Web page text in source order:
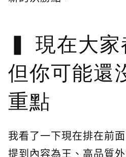
現在大家
但你可能還
重點
我看了一下現在排在前
提到內容為王、高品質